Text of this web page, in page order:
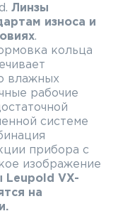
Линзы
износа и
.
кольца
влажных
рабочие
системе
прибора с
изображение
Leupold VX-
на